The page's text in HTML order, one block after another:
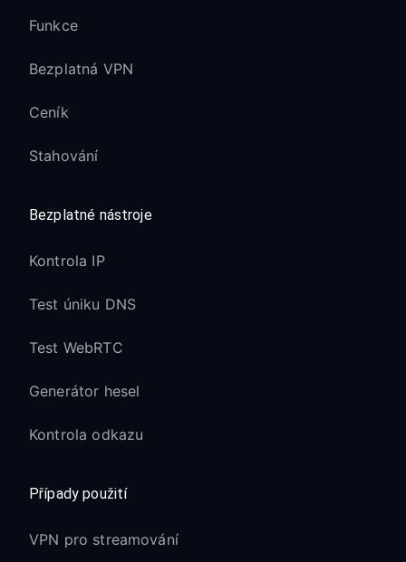
Funkce
Bezplatná VPN
Ceník
Stahování
Bezplatné nástroje
Kontrola IP
Test úniku DNS
Test WebRTC
Generátor hesel
Kontrola odkazu
Případy použití
VPN pro streamování